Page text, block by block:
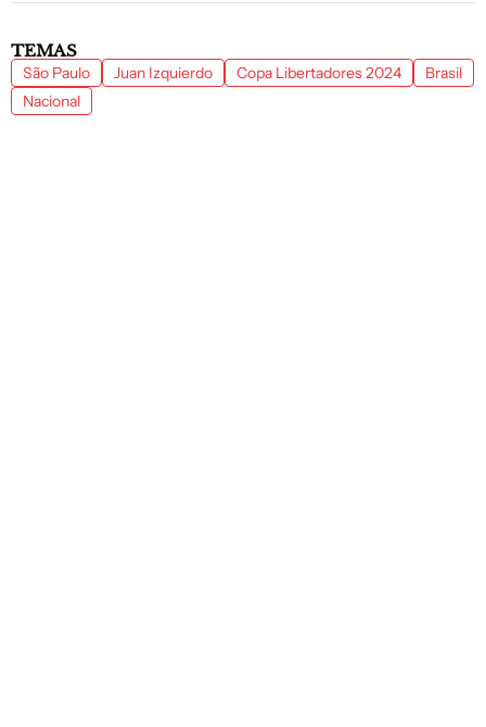
TEMAS
São Paulo Juan Izquierdo Copa Libertadores 2024
Brasil
Nacional